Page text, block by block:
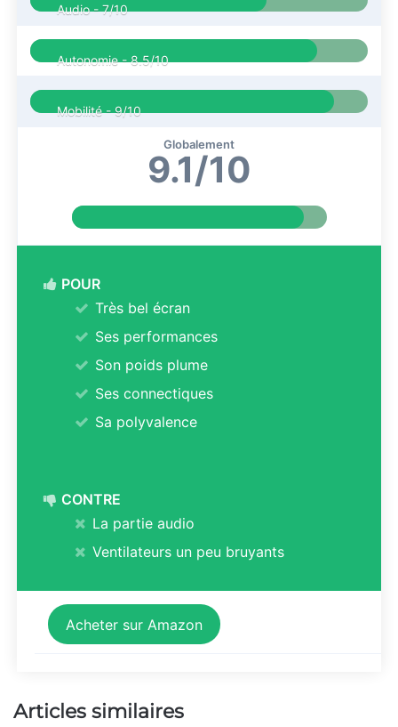
Audio -7/10
Autonomie -8.5/10
Mobilité -9/10
Globalement
9.1/10
POUR
Très bel écran
Ses performances
Son poids plume
Ses connectiques
Sa polyvalence
CONTRE
La partie audio
Ventilateurs un peu bruyants
Acheter sur Amazon
Articles similaires